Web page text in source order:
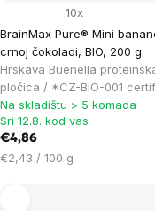
BrainMax Pure® Mini
crnoj čokoladi, BIO, 200 g
Hrskava Buenella
pločica / *CZ-BIO-001
10x
Na skladištu > 5 komada
Sri 12.8. kod vas
€4,86
Cijena
€2,43 / 100 g